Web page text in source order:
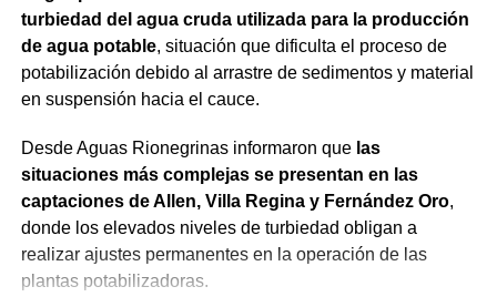
turbiedad del agua cruda utilizada para la producción
de agua potable, situación que dificulta el proceso de
potabilización debido al arrastre de sedimentos y material
en suspensión hacia el cauce.
Desde Aguas Rionegrinas informaron que las
situaciones más complejas se presentan en las
captaciones de Allen, Villa Regina y Fernández Oro,
donde los elevados niveles de turbiedad obligan a
realizar ajustes permanentes en la operación de las
plantas potabilizadoras.